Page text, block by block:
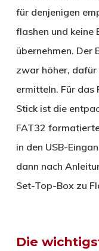
für denjenigen
flashen und keine
übernehmen. Der
zwar höher, dafür
ermitteln. Für das
Stick ist die
FAT32
in den USB-
dann nach
Set-Top-Box zu
Die